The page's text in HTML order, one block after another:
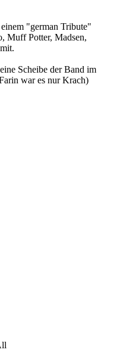
"german Tribute"
Muff Potter, Madsen,
Scheibe der Band im
war es nur Krach)